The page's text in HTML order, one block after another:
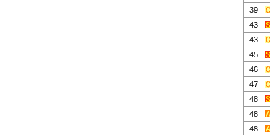
39
43
43
45
46
47
48
48
48